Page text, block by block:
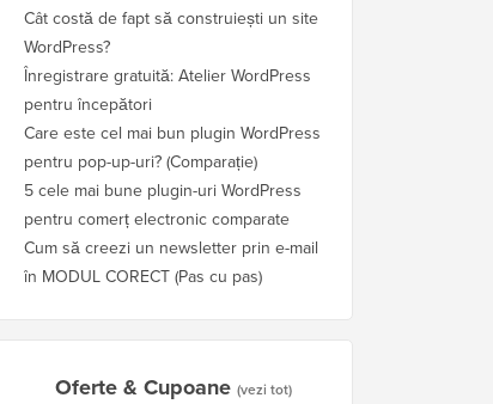
Cât costă de fapt să construiești un site
WordPress?
Înregistrare gratuită: Atelier WordPress
pentru începători
Care este cel mai bun plugin WordPress
pentru pop-up-uri? (Comparație)
5 cele mai bune plugin-uri WordPress
pentru comerț electronic comparate
Cum să creezi un newsletter prin e-mail
în MODUL CORECT (Pas cu pas)
Oferte & Cupoane (vezi tot)